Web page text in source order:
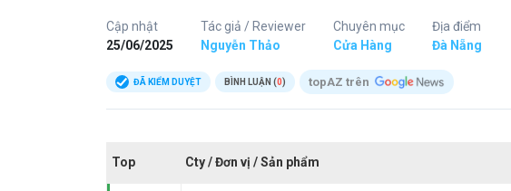
Cập nhật
25/06/2025
Tác giả / Reviewer
Nguyễn Thảo
Chuyên mục
Cửa Hàng
Địa điểm
Đà Nẵng
ĐÃ KIỂM DUYỆT BÌNH LUẬN (0) topAZ trên
Top Cty / Đơn vị / Sản phẩm